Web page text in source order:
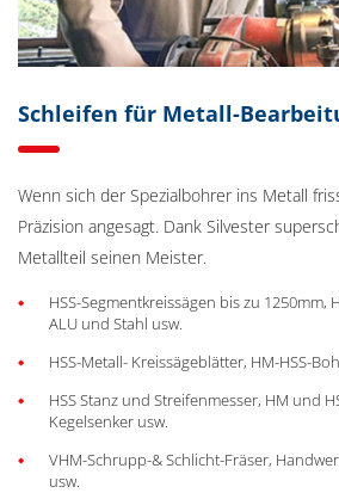
Schleifen für Metall-
Wenn sich der Spezialbohrer ins Metall
Präzision angesagt. Dank Silvester
Metallteil seinen Meister.
HSS-Segmentkreissägen bis zu 1250mm,
ALU und Stahl usw.
HSS-Metall- Kreissägeblätter, HM-HSS-
HSS Stanz und Streifenmesser, HM und
Kegelsenker usw.
VHM-Schrupp-& Schlicht-Fräser,
usw.